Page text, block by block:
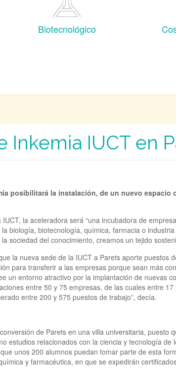
Biotecnológico
Inkemia IUCT en
posibilitará la instalación, de un nuevo
la aceleradora será “una incubadora de
biología, biotecnología, química, farmacia o
sociedad del conocimiento, creamos un tejido
la nueva sede de la IUCT a Parets aporte puestos
para transferir a las empresas porque sean más
un entorno atractivo por la implantación de nuevas
entre 50 y 75 empresas, de las cuales entre
entre 200 y 575 puestos de trabajo”, decía.
de Parets en una villa universitaria, puesto
estudios relacionados con la ciencia y tecnología
unos 200 alumnos puedan tomar parte de esta
y farmacéutica, en que se expedirán